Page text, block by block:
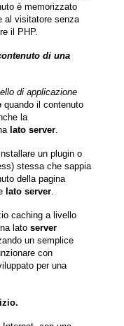
è memorizzato
al visitatore senza
il PHP.
di una
di applicazione
quando il contenuto
la
lato server.
un plugin o
stessa che sappia
della pagina
lato server.
caching a livello
lato server
un semplice
con
per una